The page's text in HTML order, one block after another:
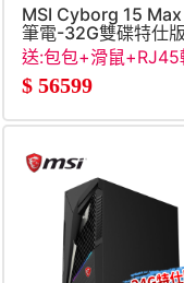
MSI Cyborg 15 Max
筆電-32G雙碟特仕版
(Core 7-
8G&#47;W11)
送:包包+滑鼠+RJ45
線
$ 56599